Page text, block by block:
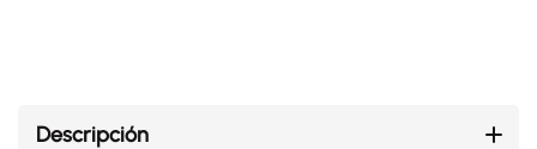
Descripción